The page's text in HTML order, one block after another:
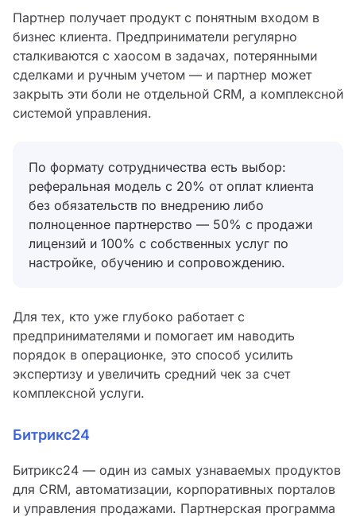
Партнер получает продукт с понятным входом в
бизнес клиента. Предприниматели регулярно
сталкиваются с хаосом в задачах, потерянными
сделками и ручным учетом — и партнер может
закрыть эти боли не отдельной CRM, а комплексной
системой управления.
По формату сотрудничества есть выбор:
реферальная модель с 20% от оплат клиента
без обязательств по внедрению либо
полноценное партнерство — 50% с продажи
лицензий и 100% с собственных услуг по
настройке, обучению и сопровождению.
Для тех, кто уже глубоко работает с
предпринимателями и помогает им наводить
порядок в операционке, это способ усилить
экспертизу и увеличить средний чек за счет
комплексной услуги.
Битрикс24
Битрикс24 — один из самых узнаваемых продуктов
для CRM, автоматизации, корпоративных порталов
и управления продажами. Партнерская программа